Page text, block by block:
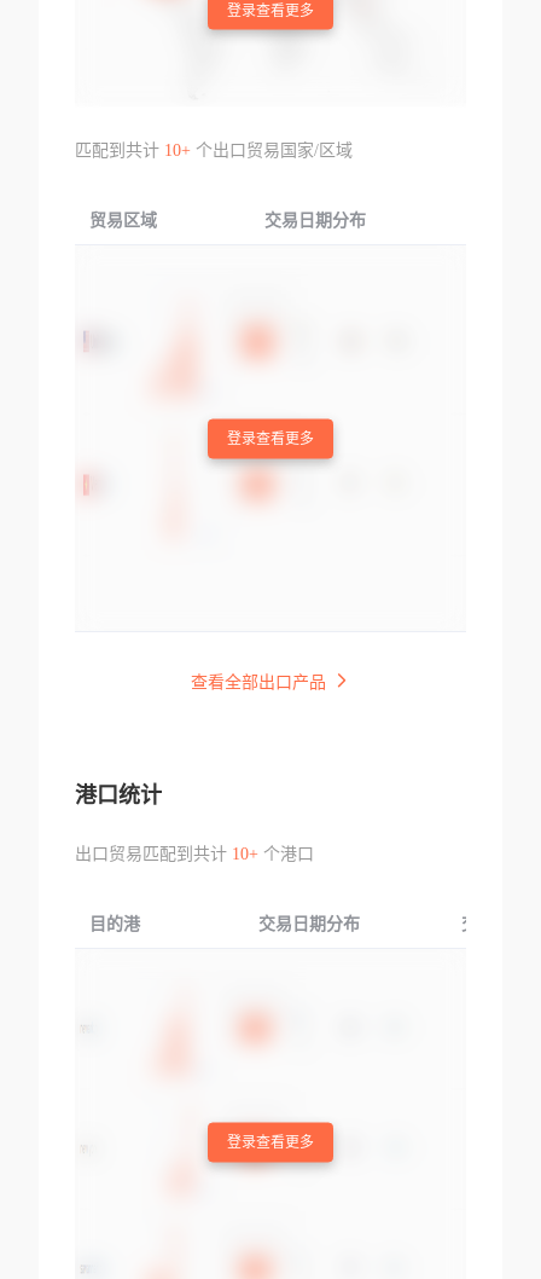
登录查看更多
匹配到共计 10+个出口贸易国家/区域
贸易区域 交易日期分布
登录查看更多
查看全部出口产品
港口统计
出口贸易匹配到共计 10+个港口
目的港 交易日期分布 交易产品
登录查看更多